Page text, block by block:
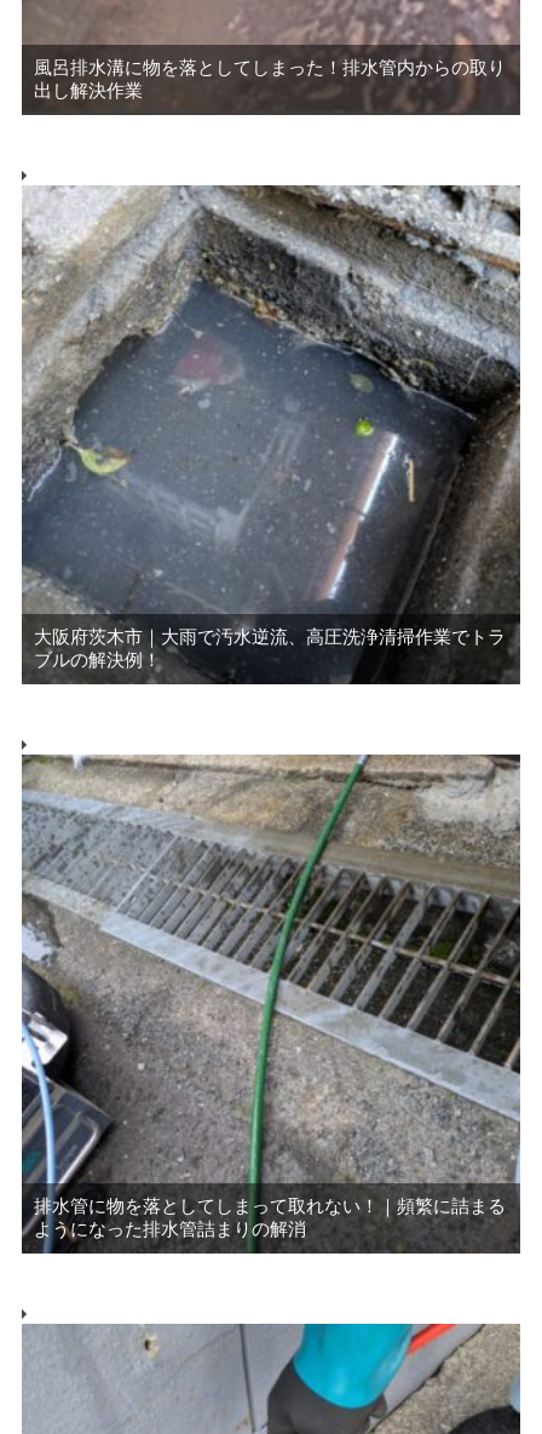
風呂排水溝に物を落としてしまった！排水管内からの取り
出し解決作業
大阪府茨木市｜大雨で汚水逆流、高圧洗浄清掃作業でトラ
ブルの解決例！
排水管に物を落としてしまって取れない！｜頻繁に詰まる
ようになった排水管詰まりの解消